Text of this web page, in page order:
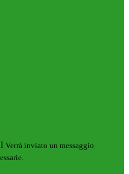
Verrà inviato un messaggio